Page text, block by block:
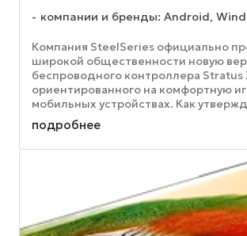
компании и бренды: Android,
Компания SteelSeries официально
широкой общественности новую
беспроводного контроллера Stratus
ориентированного на комфортную
мобильных устройствах. Как
производитель, новое устройство ...
подробнее